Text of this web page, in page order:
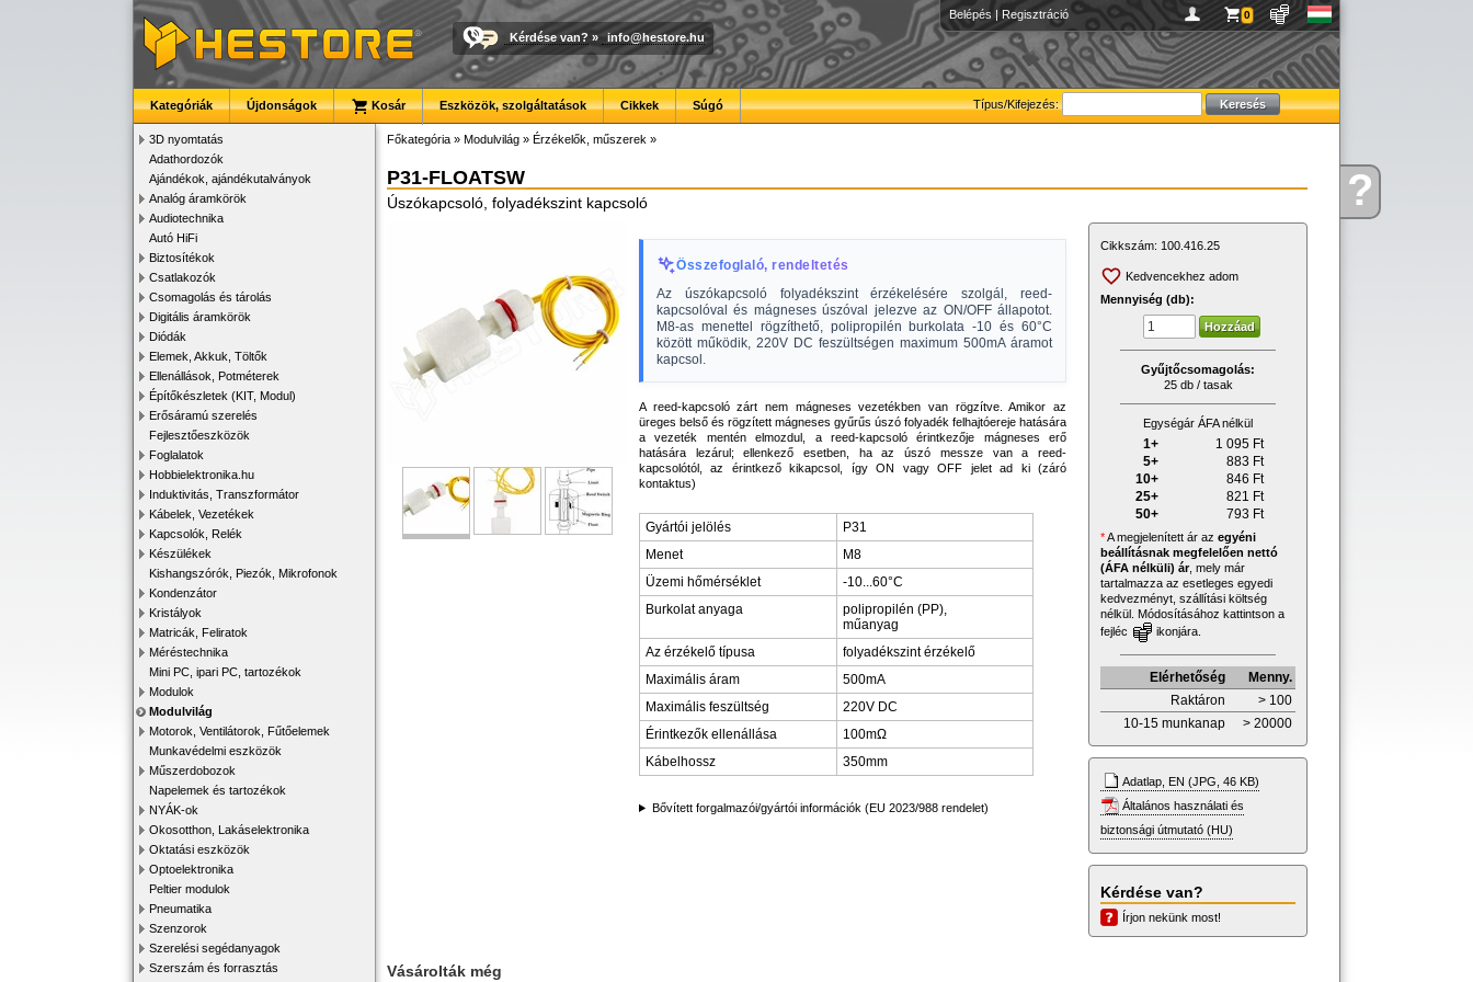
Kérdése?
Belépés | Regisztráció 0
Kérdése van? » info@hestore.hu
Típus/Kifejezés:
Kategóriák Újdonságok Kosár Eszközök, szolgáltatások Cikkek Súgó
3D nyomtatás
Adathordozók
Ajándékok, ajándékutalványok
Analóg áramkörök
Audiotechnika
Autó HiFi
Biztosítékok
Csatlakozók
Csomagolás és tárolás
Digitális áramkörök
Diódák
Elemek, Akkuk, Töltők
Ellenállások, Potméterek
Építőkészletek (KIT, Modul)
Erősáramú szerelés
Fejlesztőeszközök
Foglalatok
Hobbielektronika.hu
Induktivitás, Transzformátor
Kábelek, Vezetékek
Kapcsolók, Relék
Készülékek
Kishangszórók, Piezók, Mikrofonok
Kondenzátor
Kristályok
Matricák, Feliratok
Méréstechnika
Mini PC, ipari PC, tartozékok
Modulok
Modulvilág
Motorok, Ventilátorok, Fűtőelemek
Munkavédelmi eszközök
Műszerdobozok
Napelemek és tartozékok
NYÁK-ok
Okosotthon, Lakáselektronika
Oktatási eszközök
Optoelektronika
Peltier modulok
Pneumatika
Szenzorok
Szerelési segédanyagok
Szerszám és forrasztás
Főkategória » Modulvilág » Érzékelők, műszerek »
P31-FLOATSW
Úszókapcsoló, folyadékszint kapcsoló
Összefoglaló, rendeltetés
Az úszókapcsoló folyadékszint érzékelésére szolgál, reed-
kapcsolóval és mágneses úszóval jelezve az ON/OFF állapotot.
M8-as menettel rögzíthető, polipropilén burkolata -10 és 60°C
között működik, 220V DC feszültségen maximum 500mA áramot
kapcsol.
A reed-kapcsoló zárt nem mágneses vezetékben van rögzítve. Amikor az
üreges belső és rögzített mágneses gyűrűs úszó folyadék felhajtóereje hatására
a vezeték mentén elmozdul, a reed-kapcsoló érintkezője mágneses erő
hatására lezárul; ellenkező esetben, ha az úszó messze van a reed-
kapcsolótól, az érintkező kikapcsol, így ON vagy OFF jelet ad ki (záró
kontaktus)
Gyártói jelölés
P31
Menet
M8
Üzemi hőmérséklet
-10...60°C
Burkolat anyaga
polipropilén (PP),
műanyag
Az érzékelő típusa
folyadékszint érzékelő
Maximális áram
500mA
Maximális feszültség
220V DC
Érintkezők ellenállása
100mΩ
Kábelhossz
350mm
Bővített forgalmazói/gyártói információk (EU 2023/988 rendelet)
Cikkszám: 100.416.25
Kedvencekhez adom
Mennyiség (db):
Gyűjtőcsomagolás:
25 db / tasak
Egységár ÁFA nélkül
1+ 1 095 Ft
5+
883 Ft
10+
846 Ft
25+
821 Ft
50+
793 Ft
*A megjelenített ár az egyéni
beállításnak megfelelően nettó
(ÁFA nélküli) ár, mely már
tartalmazza az esetleges egyedi
kedvezményt, szállítási költség
nélkül. Módosításához kattintson a
fejléc
ikonjára.
Elérhetőség
Menny.
Raktáron
> 100
10-15 munkanap
> 20000
Adatlap, EN (JPG, 46 KB)
Általános használati és
biztonsági útmutató (HU)
Kérdése van?
Írjon nekünk most!
Vásárolták még